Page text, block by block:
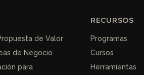
de Valor
de Negocio
para
RECURSOS
Programas
Cursos
Herramientas